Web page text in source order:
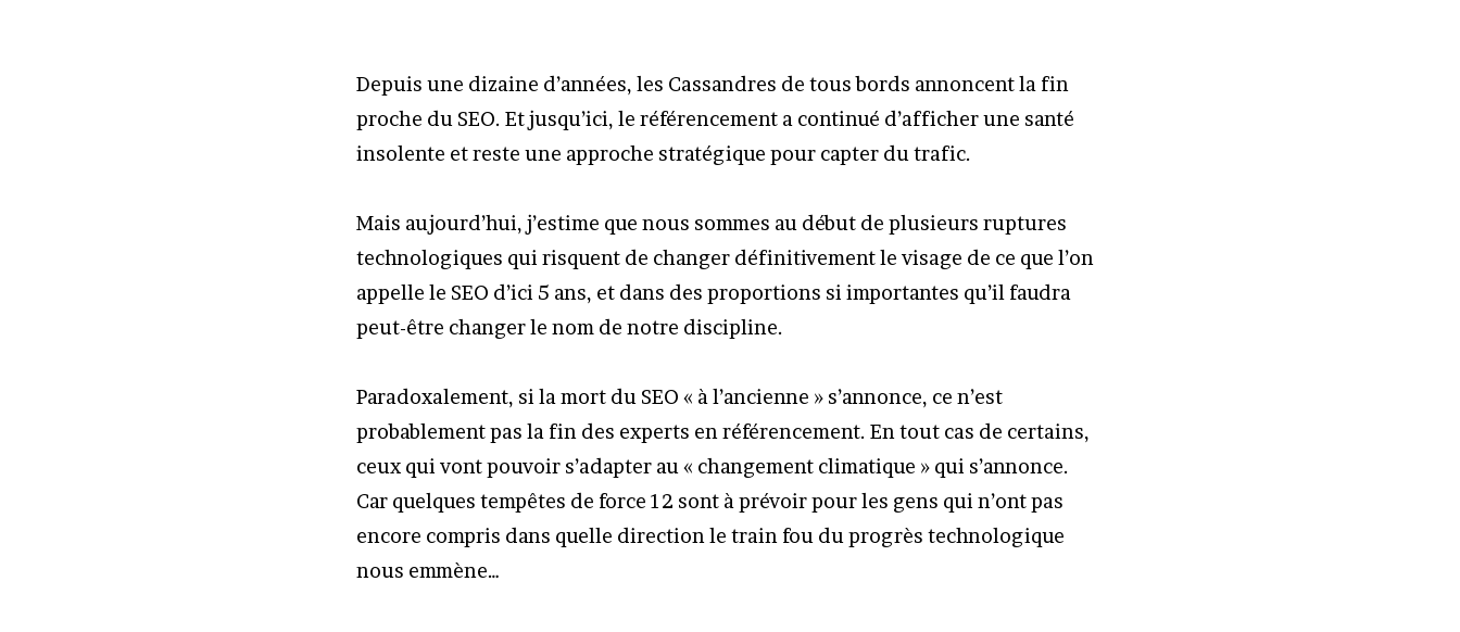
Depuis une dizaine d’années, les Cassandres de tous bords annoncent la fin
proche du SEO. Et jusqu’ici, le référencement a continué d’afficher une santé
insolente et reste une approche stratégique pour capter du trafic.
Mais aujourd’hui, j’estime que nous sommes au début de plusieurs ruptures
technologiques qui risquent de changer définitivement le visage de ce que l’on
appelle le SEO d’ici 5 ans, et dans des proportions si importantes qu’il faudra
peut-être changer le nom de notre discipline.
Paradoxalement, si la mort du SEO « à l’ancienne » s’annonce, ce n’est
probablement pas la fin des experts en référencement. En tout cas de certains,
ceux qui vont pouvoir s’adapter au « changement climatique » qui s’annonce.
Car quelques tempêtes de force 12 sont à prévoir pour les gens qui n’ont pas
encore compris dans quelle direction le train fou du progrès technologique
nous emmène…